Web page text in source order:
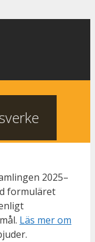
2025–
formuläret
Läs mer om